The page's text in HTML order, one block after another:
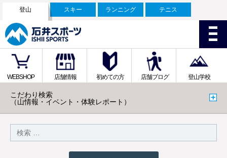
登山 スキー ランニング テニス
WEBSHOP 店舗情報 初めての方 店舗ブログ 登山学校
こだわり検索
（山情報・イベント・体験レポート）